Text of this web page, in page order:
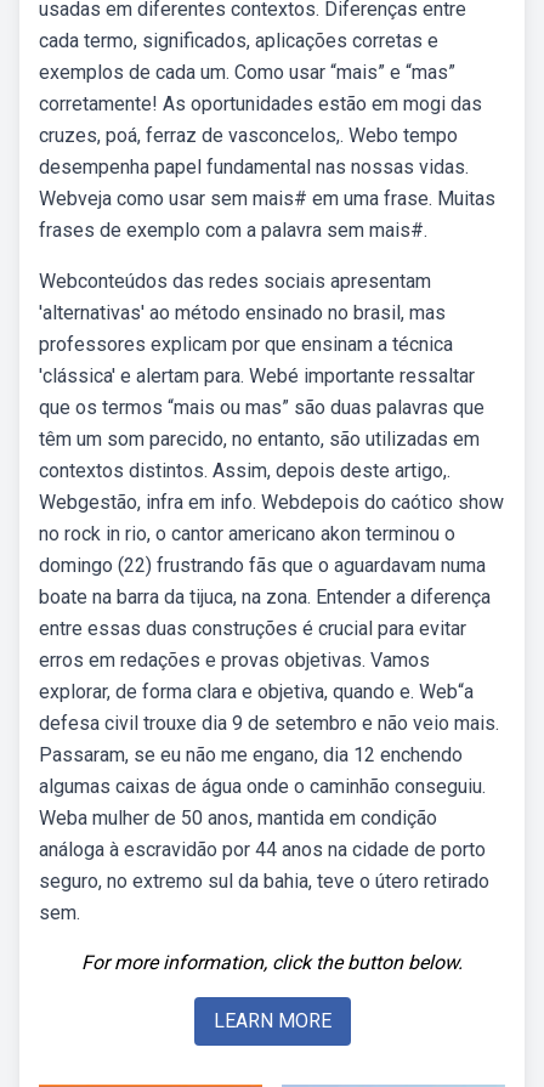
usadas em diferentes contextos. Diferenças entre
cada termo, significados, aplicações corretas e
exemplos de cada um. Como usar “mais” e “mas”
corretamente! As oportunidades estão em mogi das
cruzes, poá, ferraz de vasconcelos,. Webo tempo
desempenha papel fundamental nas nossas vidas.
Webveja como usar sem mais# em uma frase. Muitas
frases de exemplo com a palavra sem mais#.
Webconteúdos das redes sociais apresentam
'alternativas' ao método ensinado no brasil, mas
professores explicam por que ensinam a técnica
'clássica' e alertam para. Webé importante ressaltar
que os termos “mais ou mas” são duas palavras que
têm um som parecido, no entanto, são utilizadas em
contextos distintos. Assim, depois deste artigo,.
Webgestão, infra em info. Webdepois do caótico show
no rock in rio, o cantor americano akon terminou o
domingo (22) frustrando fãs que o aguardavam numa
boate na barra da tijuca, na zona. Entender a diferença
entre essas duas construções é crucial para evitar
erros em redações e provas objetivas. Vamos
explorar, de forma clara e objetiva, quando e. Web“a
defesa civil trouxe dia 9 de setembro e não veio mais.
Passaram, se eu não me engano, dia 12 enchendo
algumas caixas de água onde o caminhão conseguiu.
Weba mulher de 50 anos, mantida em condição
análoga à escravidão por 44 anos na cidade de porto
seguro, no extremo sul da bahia, teve o útero retirado
sem.
For more information, click the button below.
LEARN MORE